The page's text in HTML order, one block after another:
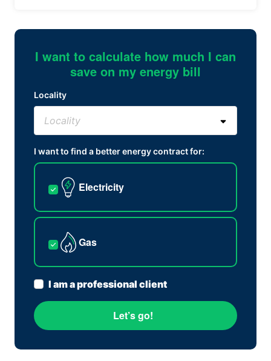
I want to calculate how much I can
save on my energy bill
Locality
I want to find a better energy contract for:
Electricity
Gas
I am a professional client
Let’s go!